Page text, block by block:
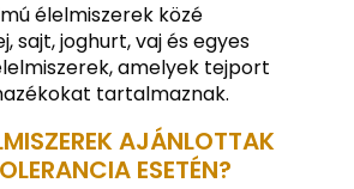
élelmiszerek közé
sajt, joghurt, vaj és egyes
amelyek tejport
tartalmaznak.
AJÁNLOTTAK
ESETÉN?